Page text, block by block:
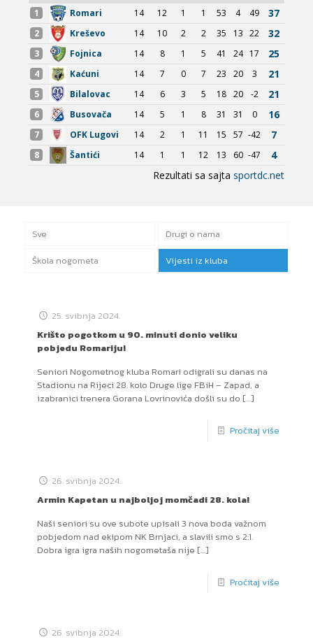
Sve Drugi o nama
Škola nogometa Vijesti iz kluba
25. svibnja 2024.
Krišto pogotkom u 90. minuti donio veliku
pobjedu Romariju!
Seniori Nogometnog kluba Romari odigrali su danas na
Stadionu na Rijeci 28. kolo Druge lige FBiH – Zapad, a
izabranici trenera Gorana Lovrinovića došli su do […]
Pročitaj više
26. svibnja 2024.
Armin Kapetan u najboljoj momčadi 28. kola!
Naši seniori su ove subote upisali 3 nova boda važnom
pobjedom nad ekipom NK Brnjaci, a slavili smo s 2:1.
Dobra igra igra naših nogometaša nije […]
Pročitaj više
26. svibnja 2024.